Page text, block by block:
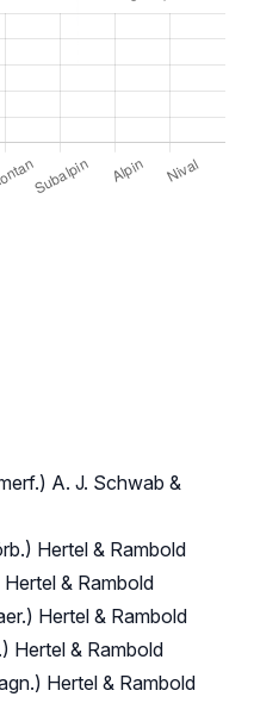
A. J. Schwab &
Hertel & Rambold
& Rambold
Hertel & Rambold
Hertel & Rambold
Hertel & Rambold